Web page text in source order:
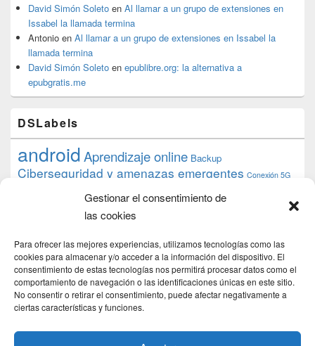
Gestionar el consentimiento de
las cookies
Para ofrecer las mejores experiencias, utilizamos tecnologías como las
cookies para almacenar y/o acceder a la información del dispositivo. El
consentimiento de estas tecnologías nos permitirá procesar datos como el
comportamiento de navegación o las identificaciones únicas en este sitio.
No consentir o retirar el consentimiento, puede afectar negativamente a
ciertas características y funciones.
David Simón Soleto en Al llamar a un grupo de extensiones en
Issabel la llamada termina
Antonio en Al llamar a un grupo de extensiones en Issabel la
llamada termina
David Simón Soleto en epublibre.org: la alternativa a
epubgratis.me
DSLabels
androidAprendizaje online Backup
Ciberseguridad y amenazas emergentes Conexión 5G
datos debian desarrollo web
Formación Google
iphone
proyecto PS4 python Raspberryraspberrypi
raspbian review Servidor Web Sostenibilidad
tecnológicaTecnología torrent
transmissiontutorial ubuntu server Windows